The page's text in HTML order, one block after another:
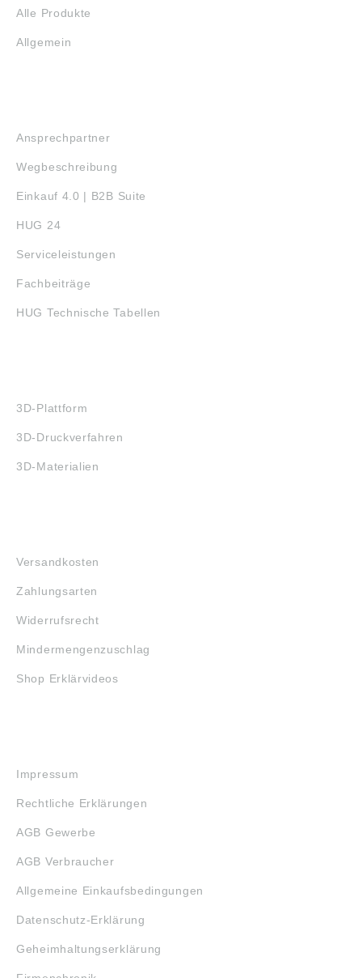
Alle Produkte
Allgemein
Ansprechpartner
Wegbeschreibung
Einkauf 4.0 | B2B Suite
HUG 24
Serviceleistungen
Fachbeiträge
HUG Technische Tabellen
3D-Plattform
3D-Druckverfahren
3D-Materialien
Versandkosten
Zahlungsarten
Widerrufsrecht
Mindermengenzuschlag
Shop Erklärvideos
Impressum
Rechtliche Erklärungen
AGB Gewerbe
AGB Verbraucher
Allgemeine Einkaufsbedingungen
Datenschutz-Erklärung
Geheimhaltungserklärung